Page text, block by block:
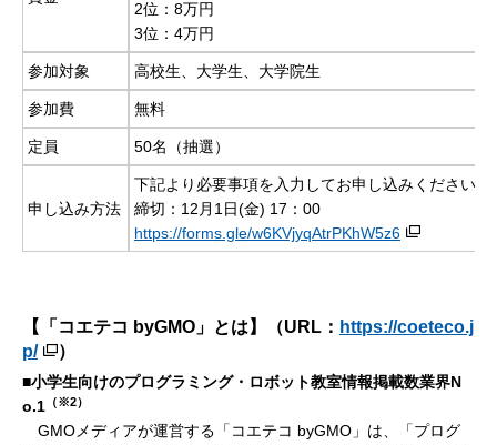
2位：8万円
3位：4万円
参加対象 高校生、大学生、大学院生
参加費 無料
定員 50名（抽選）
申し込み方法
下記より必要事項を入力してお申し込みください。
締切：12月1日(金) 17：00
https://forms.gle/w6KVjyqAtrPKhW5z6
【「コエテコ byGMO」とは】（URL： https://coeteco.j
p/
）
■小学生向けのプログラミング・ロボット教室情報掲載数業界N
o.1 （※2）
GMOメディアが運営する「コエテコ byGMO」は、「プログ